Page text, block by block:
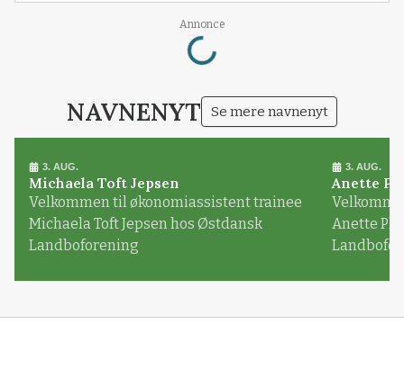
Annonce
Loading...
NAVNENYT Se mere navnenyt
3. AUG.
Michaela Toft Jepsen
Velkommen til økonomiassistent trainee
Michaela Toft Jepsen hos Østdansk
Landboforening
3. AUG.
Anette
Anette